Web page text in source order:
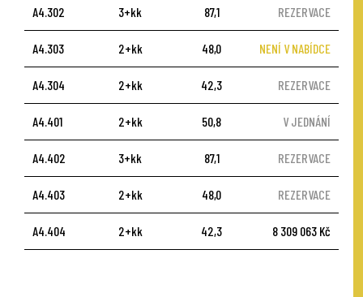
A4.302 3+kk 87,1 REZERVACE
A4.303 2+kk 48,0 NENÍ V NABÍDCE
A4.304 2+kk 42,3 REZERVACE
A4.401 2+kk 50,8 V JEDNÁNÍ
A4.402 3+kk 87,1 REZERVACE
A4.403 2+kk 48,0 REZERVACE
A4.404 2+kk 42,3 8 309 063 Kč